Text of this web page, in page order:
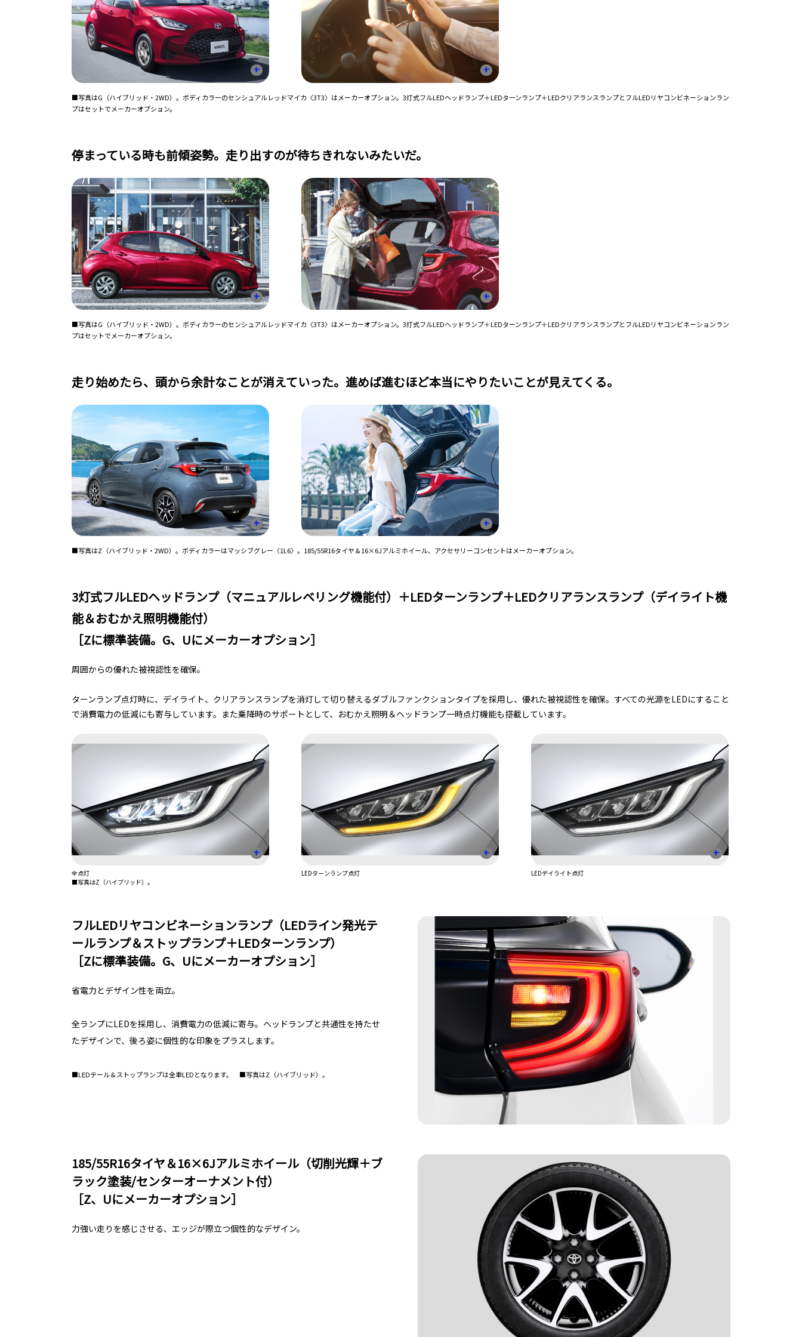
+ +
■写真はG（ハイブリッド・2WD）。ボディカラーのセンシュアルレッドマイカ〈3T3〉はメーカーオプション。3灯式フルLEDヘッドランプ＋LEDターンランプ＋LEDクリアランスランプとフルLEDリヤコンビネーションラン
プはセットでメーカーオプション。
停まっている時も前傾姿勢。走り出すのが待ちきれないみたいだ。
+ +
■写真はG（ハイブリッド・2WD）。ボディカラーのセンシュアルレッドマイカ〈3T3〉はメーカーオプション。3灯式フルLEDヘッドランプ＋LEDターンランプ＋LEDクリアランスランプとフルLEDリヤコンビネーションラン
プはセットでメーカーオプション。
走り始めたら、頭から余計なことが消えていった。進めば進むほど本当にやりたいことが見えてくる。
+ +
■写真はZ（ハイブリッド・2WD）。ボディカラーはマッシブグレー〈1L6〉。185/55R16タイヤ＆16×6Jアルミホイール、アクセサリーコンセントはメーカーオプション。
3灯式フルLEDヘッドランプ（マニュアルレベリング機能付）＋LEDターンランプ＋LEDクリアランスランプ（デイライト機
能＆おむかえ照明機能付）
［Zに標準装備。G、Uにメーカーオプション］
周囲からの優れた被視認性を確保。
ターンランプ点灯時に、デイライト、クリアランスランプを消灯して切り替えるダブルファンクションタイプを採用し、優れた被視認性を確保。すべての光源をLEDにすること
で消費電力の低減にも寄与しています。また乗降時のサポートとして、おむかえ照明＆ヘッドランプ一時点灯機能も搭載しています。
+
全点灯
■写真はZ（ハイブリッド）。
+
LEDターンランプ点灯
+
LEDデイライト点灯
フルLEDリヤコンビネーションランプ（LEDライン発光テ
ールランプ＆ストップランプ＋LEDターンランプ）
［Zに標準装備。G、Uにメーカーオプション］
省電力とデザイン性を両立。
全ランプにLEDを採用し、消費電力の低減に寄与。ヘッドランプと共通性を持たせ
たデザインで、後ろ姿に個性的な印象をプラスします。
■LEDテール＆ストップランプは全車LEDとなります。 ■写真はZ（ハイブリッド）。
185/55R16タイヤ＆16×6Jアルミホイール（切削光輝＋ブ
ラック塗装/センターオーナメント付）
［Z、Uにメーカーオプション］
力強い走りを感じさせる、エッジが際立つ個性的なデザイン。